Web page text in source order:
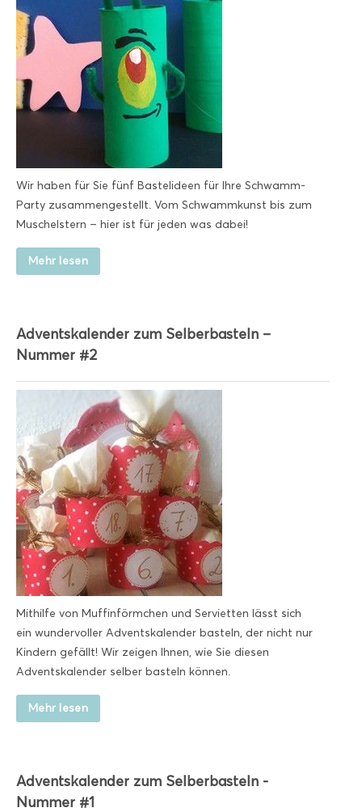
Wir haben für Sie fünf Bastelideen für Ihre Schwamm-
Party zusammengestellt. Vom Schwammkunst bis zum
Muschelstern – hier ist für jeden was dabei!
Mehr lesen
Adventskalender zum Selberbasteln –
Nummer #2
Mithilfe von Muffinförmchen und Servietten lässt sich
ein wundervoller Adventskalender basteln, der nicht nur
Kindern gefällt! Wir zeigen Ihnen, wie Sie diesen
Adventskalender selber basteln können.
Mehr lesen
Adventskalender zum Selberbasteln -
Nummer #1